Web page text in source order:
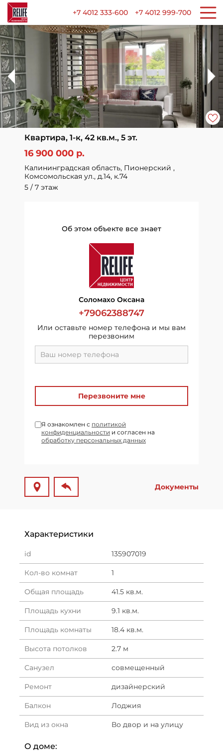
+7 4012 333-600 +7 4012 999-700
Квартира, 1-к, 42 кв.м., 5 эт.
16 900 000 р.
Калининградская область, Пионерский ,
Комсомольская ул., д.14, к.74
5 / 7 этаж
Об этом объекте все знает
Соломахо Оксана
+79062388747
Или оставьте номер телефона и мы вам
перезвоним
Перезвоните мне
Я ознакомлен с политикой
конфиденциальности и согласен на
обработку персональных данных
Документы
Характеристики
id 135907019
Кол-во комнат 1
Общая площадь 41.5 кв.м.
Площадь кухни 9.1 кв.м.
Площадь комнаты 18.4 кв.м.
Высота потолков 2.7 м
Санузел совмещенный
Ремонт дизайнерский
Балкон Лоджия
Вид из окна Во двор и на улицу
О доме: